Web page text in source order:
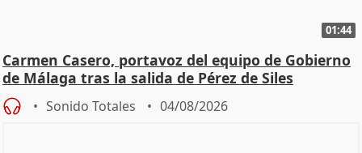
01:44
Carmen Casero, portavoz del equipo de Gobierno
de Málaga tras la salida de Pérez de Siles
Sonido Totales 04/08/2026